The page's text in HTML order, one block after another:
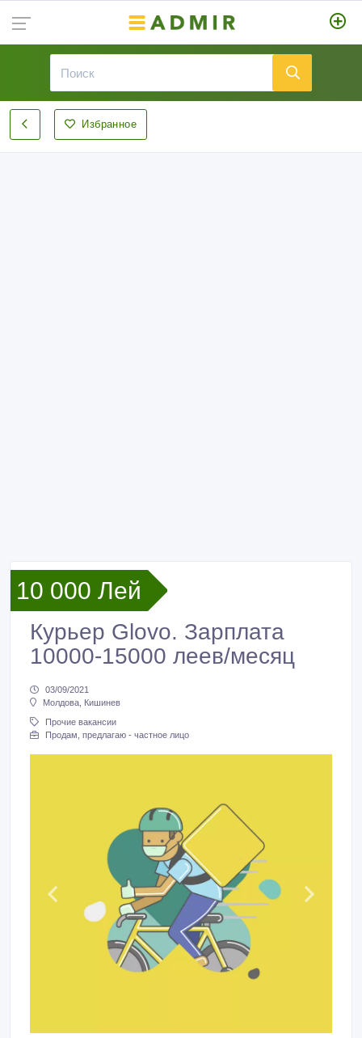
Избранное
10 000 Лей
Курьер Glovo. Зарплата
10000-15000 леев/месяц
03/09/2021
Молдова, Кишинев
Прочие вакансии
Продам, предлагаю - частное лицо